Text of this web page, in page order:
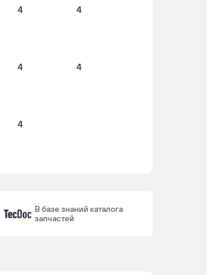
4 4
4 4
4
В базе знаний каталога
запчастей